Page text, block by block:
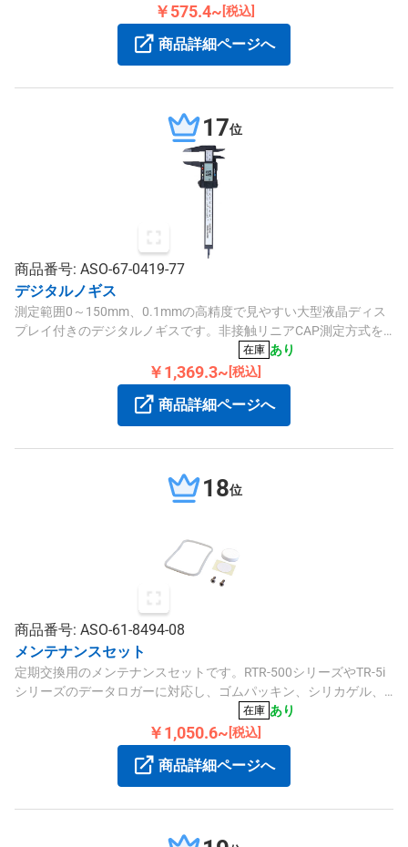
￥575.4~ [税込]
商品詳細ページへ
17位
商品番号: ASO-67-0419-77
デジタルノギス
測定範囲0～150mm、0.1mmの高精度で見やすい大型液晶ディス
プレイ付きのデジタルノギスです。非接触リニアCAP測定方式を
在庫 あり
￥1,369.3~ [税込]
商品詳細ページへ
18位
商品番号: ASO-61-8494-08
メンテナンスセット
定期交換用のメンテナンスセットです。RTR-500シリーズやTR-5i
シリーズのデータロガーに対応し、ゴムパッキン、シリカゲル、
両面テープ、ネジがセットになっています。
在庫 あり
￥1,050.6~ [税込]
商品詳細ページへ